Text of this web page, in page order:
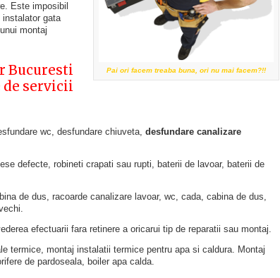
Pai ori facem treaba buna, ori nu mai facem?!!
Este imposibil
gata
montaj
Bucuresti
servicii
wc, desfundare chiuveta, desfundare canalizare
defecte, robineti crapati sau rupti, baterii de lavoar, baterii de
de dus, racoarde canalizare lavoar, wc, cada, cabina de dus,
efectuarii fara retinere a oricarui tip de reparatii sau montaj.
termice, montaj instalatii termice pentru apa si caldura. Montaj
de pardoseala, boiler apa calda.